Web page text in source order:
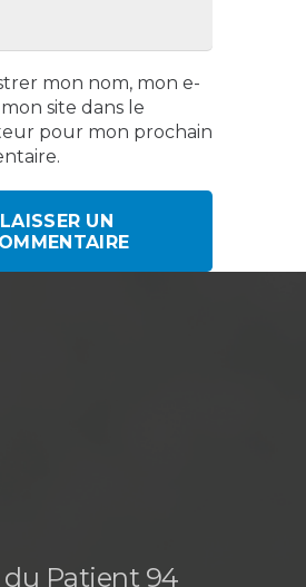
mon nom, mon e-
site dans le
pour mon prochain
LAISSER UN
du Patient 94